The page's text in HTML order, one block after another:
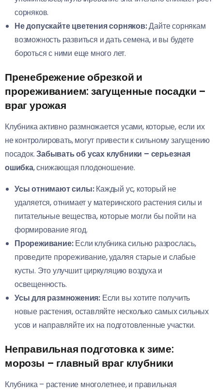
сорняков.
Не допускайте цветения сорняков:Дайте сорнякам
возможность развиться и дать семена, и вы будете
бороться с ними еще много лет.
Пренебрежение обрезкой и
прореживанием: загущенные посадки –
враг урожая
Клубника активно размножается усами, которые, если их
не контролировать, могут привести к сильному загущению
посадок.Забывать об усах клубники – серьезная
ошибка, снижающая плодоношение.
Усы отнимают силы:Каждый ус, который не
удаляется, отнимает у материнского растения силы и
питательные вещества, которые могли бы пойти на
формирование ягод.
Прореживание:Если клубника сильно разрослась,
проведите прореживание, удаляя старые и слабые
кусты. Это улучшит циркуляцию воздуха и
освещенность.
Усы для размножения: Если вы хотите получить
новые растения, оставляйте несколько самых сильных
усов и направляйте их на подготовленные участки.
Неправильная подготовка к зиме:
морозы – главный враг клубники
Клубника – растение многолетнее, и правильная